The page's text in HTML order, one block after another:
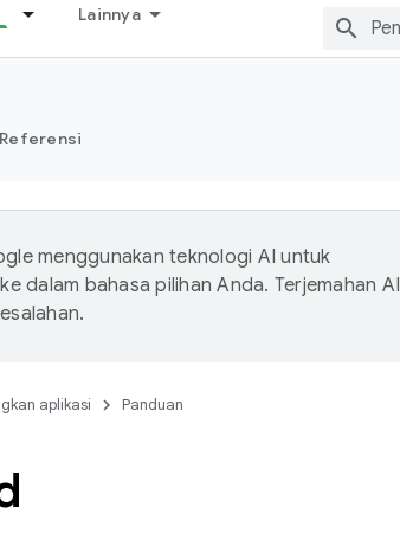
Lainnya
Referensi
menggunakan teknologi AI untuk
dalam bahasa pilihan Anda. Terjemahan AI
aplikasi Panduan